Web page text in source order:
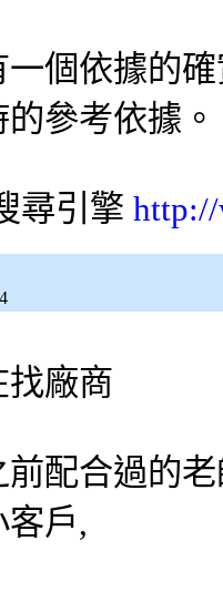
個依據的
參考依據。
尋引擎
找廠商
配合過的
戶,